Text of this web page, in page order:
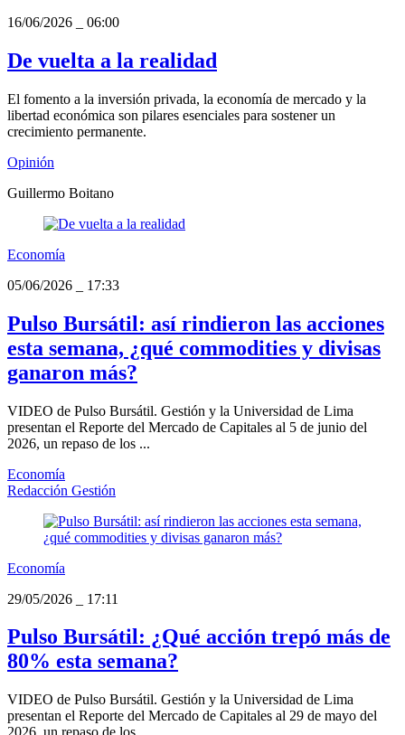
16/06/2026
06:00
De vuelta a la realidad
El fomento a la inversión privada, la economía de mercado y la
libertad económica son pilares esenciales para sostener un
crecimiento permanente.
Opinión
Guillermo Boitano
Economía
05/06/2026
17:33
Pulso Bursátil: así rindieron las acciones
esta semana, ¿qué commodities y divisas
ganaron más?
VIDEO de Pulso Bursátil. Gestión y la Universidad de Lima
presentan el Reporte del Mercado de Capitales al 5 de junio del
2026, un repaso de los ...
Economía
Redacción Gestión
Economía
29/05/2026
17:11
Pulso Bursátil: ¿Qué acción trepó más de
80% esta semana?
VIDEO de Pulso Bursátil. Gestión y la Universidad de Lima
presentan el Reporte del Mercado de Capitales al 29 de mayo del